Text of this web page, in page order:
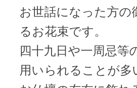
お世話になった方の
るお花束です。
四十九日や一周忌等
用いられることが多